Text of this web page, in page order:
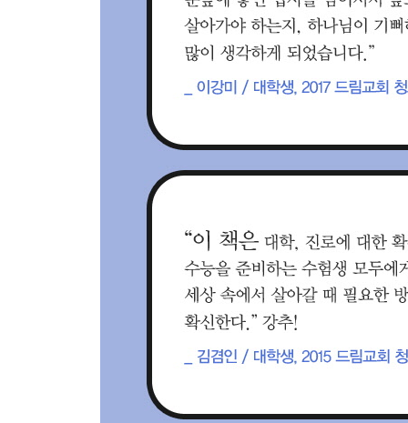
88 하나님을 찬양해야 할 이유
89 복 받는 비결
90 주님의 말씀이면 충분합니다
92 하나님이 집을 세우셔야 합니다
93 하나님만을 기다리세요
94 더불어 함께 살아요
95 마지막에 확실히 알 수 있는 것
97 악에 빠지지 않게 해주세요
98 큰 전쟁을 앞두고 고백합니다
99 사람을 의지하지 마세요
100 하나님만을 찬양합니다